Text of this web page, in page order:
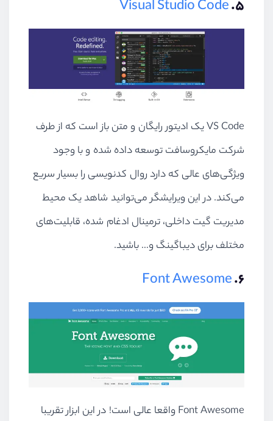
۵. Visual Studio Code
VS Code یک ادیتور رایگان و متن باز است که از طرف
شرکت مایکروسافت توسعه داده شده و با وجود
ویژگی‌های عالی که دارد روال کدنویسی را بسیار سریع
می‌کند. در این ویرایشگر می‌توانید شاهد یک محیط
مدیریت گیت داخلی، ترمینال ادغام شده، قابلیت‌های
مختلف برای دیباگینگ و… باشید.
۶. Font Awesome
Font Awesome واقعا عالی است! در این ابزار تقریبا